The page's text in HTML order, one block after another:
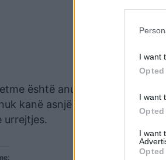
I want
Opted
I want
Opted
I want
Opted
është anulimi i koncertit,
kanë asnjë arsye të
urrejtjes.